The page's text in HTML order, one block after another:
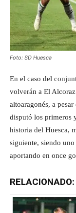
Foto: SD Huesca
En el caso del
volverán a El
altoaragonés, a
disputó los primeros
historia del Huesca,
siguiente, siendo
aportando en once
RELACIONADO: